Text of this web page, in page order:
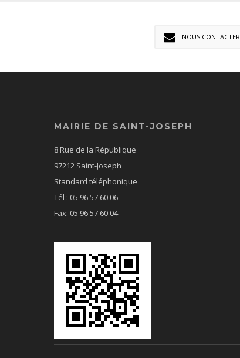
NOUS CONTACTER
MAIRIE DE SAINT-JOSEPH
8 Rue de la République
97212 Saint-Joseph
Standard téléphonique
Tél : 05 96 57 60 06
Fax: 05 96 57 60 04